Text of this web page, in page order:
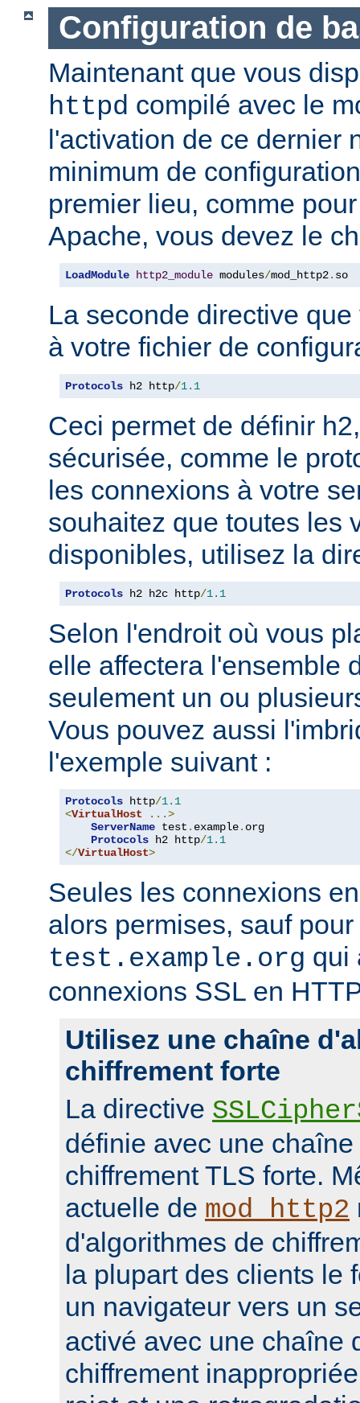
Configuration de
Maintenant que vous
httpd compilé avec le
l'activation de ce dernier
minimum de
premier lieu, comme
Apache, vous devez le
LoadModule http2_module modules/mod_http2. so
La seconde directive
à votre fichier de
Protocols h2 http/1.1
Ceci permet de définir
sécurisée, comme le
les connexions à votre
souhaitez que toutes les
disponibles, utilisez la
Protocols h2 h2c http/1.1
Selon l'endroit où vous
elle affectera l'ensemble
seulement un ou
Vous pouvez aussi
l'exemple suivant :
Protocols http/1.1
<VirtualHost
...>
ServerName test . example. org
Protocols h2 http/1.1
</VirtualHost>
Seules les connexions
alors permises, sauf
test.example.org qui
connexions SSL en
Utilisez une chaîne
chiffrement forte
La directive
définie avec une
chiffrement TLS forte.
actuelle de mod_http2
d'algorithmes de
la plupart des clients le
un navigateur vers un
activé avec une chaîne
chiffrement